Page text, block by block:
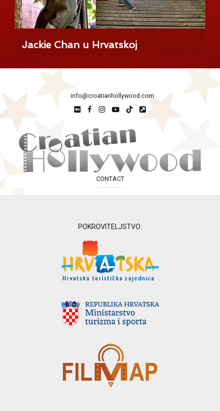
Jackie Chan u Hrvatskoj
info@croatianhollywood.com
CONTACT
POKROVITELJSTVO: